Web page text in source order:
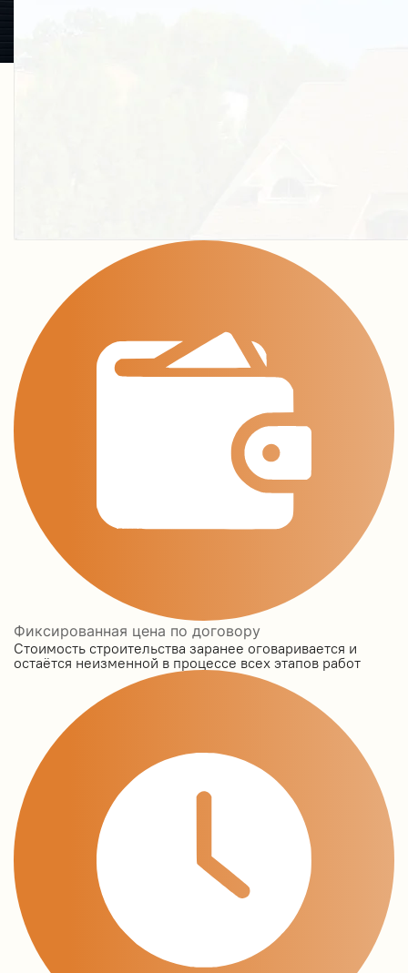
Фиксированная цена по договору
Стоимость строительства заранее оговаривается и
остаётся неизменной в процессе всех этапов работ